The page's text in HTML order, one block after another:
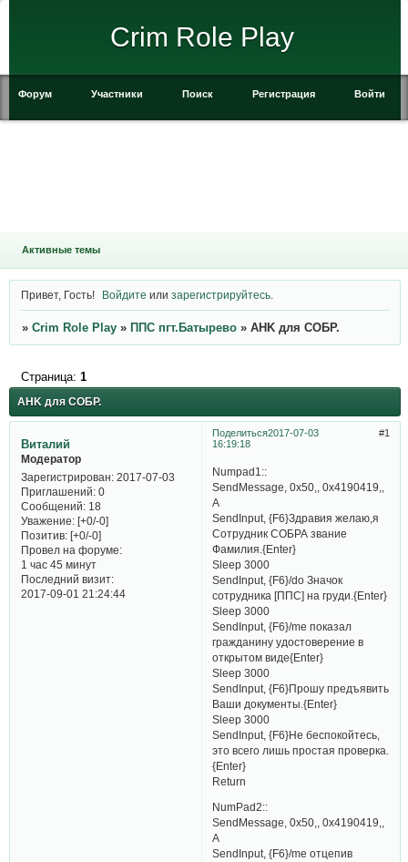
Crim Role Play
Форум Участники Поиск Регистрация Войти
Активные темы
Привет, Гость! Войдите илизарегистрируйтесь
» Crim Role Play » ППС пгт.Батырево » AHK для СОБР.
AHK для СОБР.
Страница: 1
Поделиться 1
2017-07-03
16:19:18
Виталий
Модератор
Зарегистрирован: 2017-07-03
Приглашений:0
Сообщений:18
Уважение: [+0/-0]
Позитив: [+0/-0]
Провел на форуме:
1 час 45 минут
Последний визит:
2017-09-01 21:24:44
Numpad1::
SendMessage, 0x50,, 0x4190419,,
A
SendInput, {F6}Здравия желаю,я
Сотрудник СОБРА звание
Фамилия.{Enter}
Sleep 3000
SendInput, {F6}/do Значок
сотрудника [ППС] на груди.{Enter}
Sleep 3000
SendInput, {F6}/me показал
гражданину удостоверение в
открытом виде{Enter}
Sleep 3000
SendInput, {F6}Прошу предъявить
Ваши документы.{Enter}
Sleep 3000
SendInput, {F6}Не беспокойтесь,
это всего лишь простая проверка.
{Enter}
Return
NumPad2::
SendMessage, 0x50,, 0x4190419,,
A
SendInput, {F6}/me отцепив